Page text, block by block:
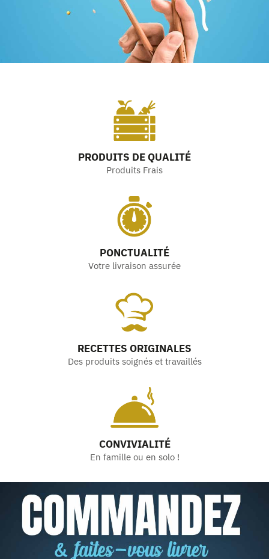
PRODUITS DE QUALITÉ
Produits Frais
PONCTUALITÉ
Votre livraison assurée
RECETTES ORIGINALES
Des produits soignés et travaillés
CONVIVIALITÉ
En famille ou en solo !